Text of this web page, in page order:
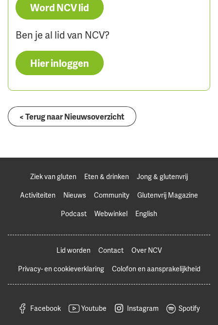
Word NCV lid
Ben je al lid van NCV?
Hier inloggen
< Terug naar Nieuwsoverzicht
Ziek van gluten Eten & drinken
Jong & glutenvrij
Activiteiten
Nieuws Community
Glutenvrij Magazine
Podcast
Webwinkel English
Lid worden Contact
Over NCV
Privacy- en cookieverklaring
Colofon en aansprakelijkheid
Facebook Youtube Instagram Spotify